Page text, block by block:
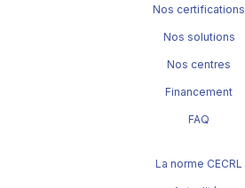
Nos certifications
Nos solutions
Nos centres
Financement
FAQ
La norme CECRL